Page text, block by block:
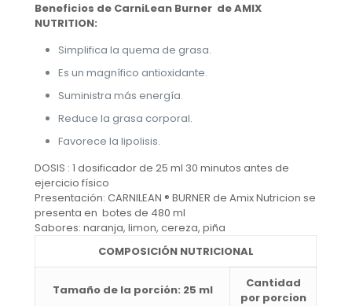
Beneficios de CarniLean Burner de AMIX
NUTRITION:
Simplifica la quema de grasa.
Es un magnífico antioxidante.
Suministra más energía.
Reduce la grasa corporal.
Favorece la lipolisis.
DOSIS : 1 dosificador de 25 ml 30 minutos antes de
ejercicio físico
Presentación: CARNILEAN ® BURNER de Amix Nutricion se
presenta en botes de 480 ml
Sabores: naranja, limon, cereza, piña
COMPOSICIÓN NUTRICIONAL
Tamaño de la porción: 25 ml
Cantidad
por porcion